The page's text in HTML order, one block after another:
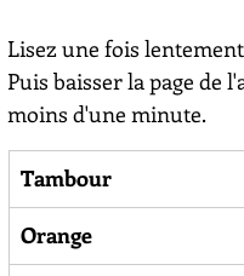
Lisez une fois
Puis baisser la page de
moins d'une minute.